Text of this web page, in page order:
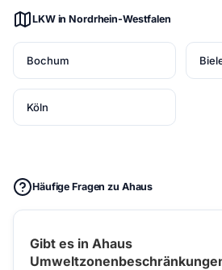
LKW in Nordrhein-Westfalen
Bochum
Köln
Häufige Fragen zu Ahaus
Gibt es in Ahaus